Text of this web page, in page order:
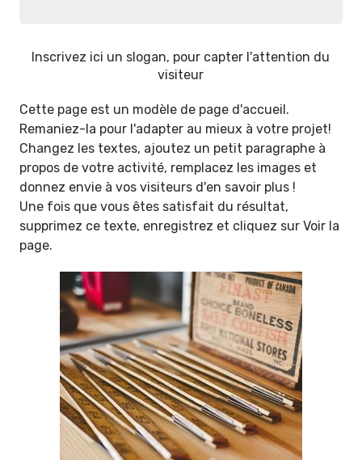
Inscrivez ici un slogan, pour capter l'attention du
visiteur
Cette page est un modèle de page d'accueil.
Remaniez-la pour l'adapter au mieux à votre projet!
Changez les textes, ajoutez un petit paragraphe à
propos de votre activité, remplacez les images et
donnez envie à vos visiteurs d'en savoir plus !
Une fois que vous êtes satisfait du résultat,
supprimez ce texte, enregistrez et cliquez sur Voir la
page.